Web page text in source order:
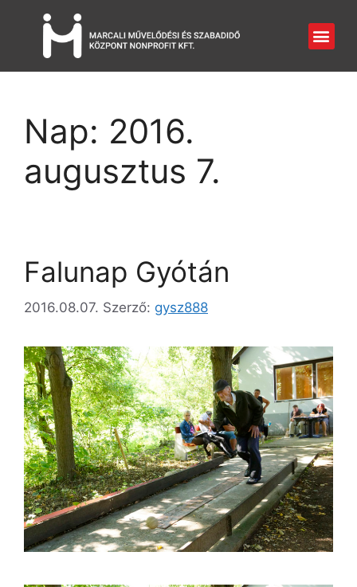
Nap: 2016.
augusztus 7.
Falunap Gyótán
2016.08.07. Szerző: gysz888